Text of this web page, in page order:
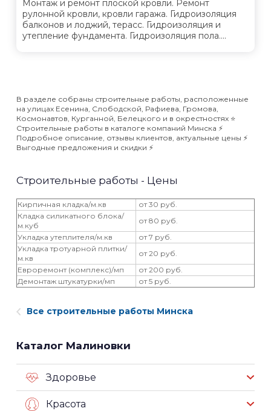
Монтаж и ремонт плоской кровли. Ремонт
рулонной кровли, кровли гаража. Гидроизоляция
балконов и лоджий, терасс. Гидроизоляция и
утепление фундамента. Гидроизоляция пола....
В разделе собраны строительные работы, расположенные
на улицах Есенина, Слободской, Рафиева, Громова,
Космонавтов, Курганной, Белецкого и в окрестностях ⭐️
Строительные работы в каталоге компаний Минска ⚡️
Подробное описание, отзывы клиентов, актуальные цены ⚡️
Выгодные предложения и скидки ⚡️
Строительные работы - Цены
Кирпичная кладка/м.кв
от 30 руб.
Кладка силикатного блока/
м.куб
от 80 руб.
Укладка утеплителя/м.кв
от 7 руб.
Укладка тротуарной плитки/
м.кв
от 20 руб.
‎Евроремонт (комплекс)/мп
от 200 руб.
Демонтаж штукатурки/мп
от 5 руб.
Все строительные работы Минска
Каталог Малиновки
Здоровье
Красота